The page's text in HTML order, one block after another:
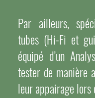
Par ailleurs,
tubes (Hi-Fi et
équipé d’un
tester de manière
leur appairage lors